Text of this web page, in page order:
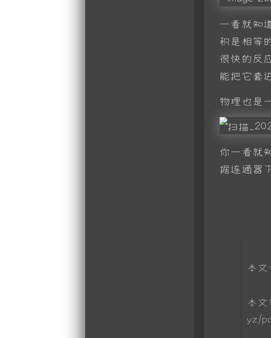
一看就知
积是相等
很快的反
能把它套
物理也是
你一看就
据连通器
本
本
yz/